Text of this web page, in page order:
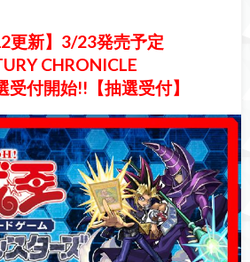
更新】3/23発売予定
CHRONICLE
付開始!!【抽選受付】